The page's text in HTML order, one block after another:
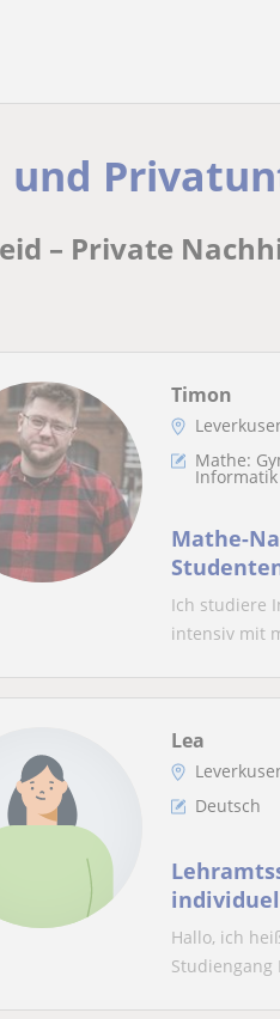
und
– Private
Timon
Mathe:
Informatik
Mathe-
Ich studiere
intensiv mit
Lea
Deutsch
Hallo, ich
Studiengang